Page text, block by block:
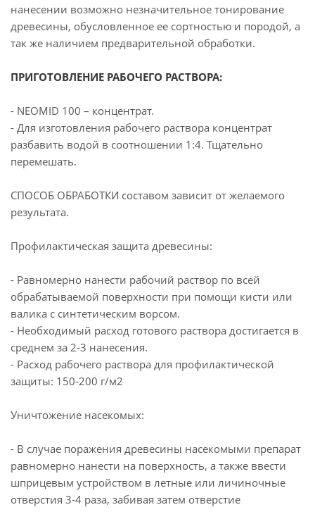
нанесении возможно незначительное тонирование
древесины, обусловленное ее сортностью и породой, а
так же наличием предварительной обработки.
ПРИГОТОВЛЕНИЕ РАБОЧЕГО РАСТВОРА:
- NEOMID 100 – концентрат.
- Для изготовления рабочего раствора концентрат
разбавить водой в соотношении 1:4. Тщательно
перемешать.
СПОСОБ ОБРАБОТКИ составом зависит от желаемого
результата.
Профилактическая защита древесины:
- Равномерно нанести рабочий раствор по всей
обрабатываемой поверхности при помощи кисти или
валика с синтетическим ворсом.
- Необходимый расход готового раствора достигается в
среднем за 2-3 нанесения.
- Расход рабочего раствора для профилактической
защиты: 150-200 г/м2
Уничтожение насекомых:
- В случае поражения древесины насекомыми препарат
равномерно нанести на поверхность, а также ввести
шприцевым устройством в летные или личиночные
отверстия 3-4 раза, забивая затем отверстие